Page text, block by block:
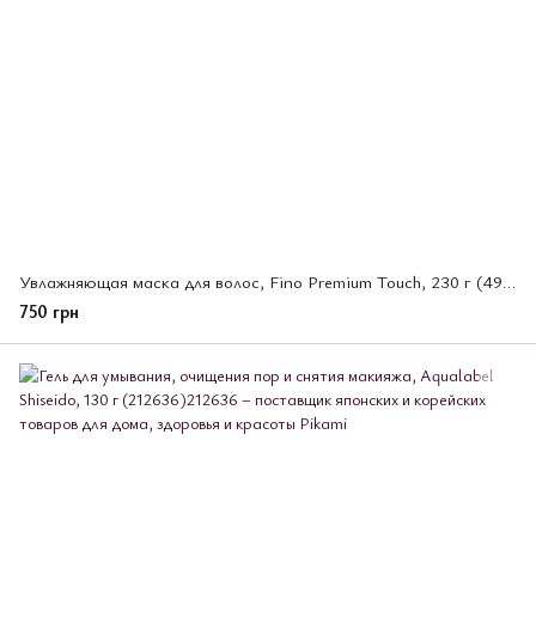
Увлажняющая маска для волос, Fino Premium Touch, 230 г (493583)
750 грн